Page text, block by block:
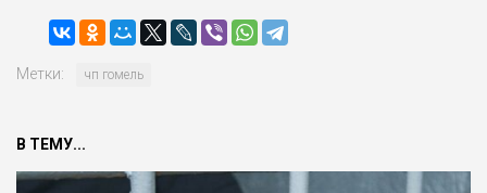
Метки: чп гомель
В ТЕМУ...